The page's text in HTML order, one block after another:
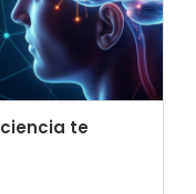
te